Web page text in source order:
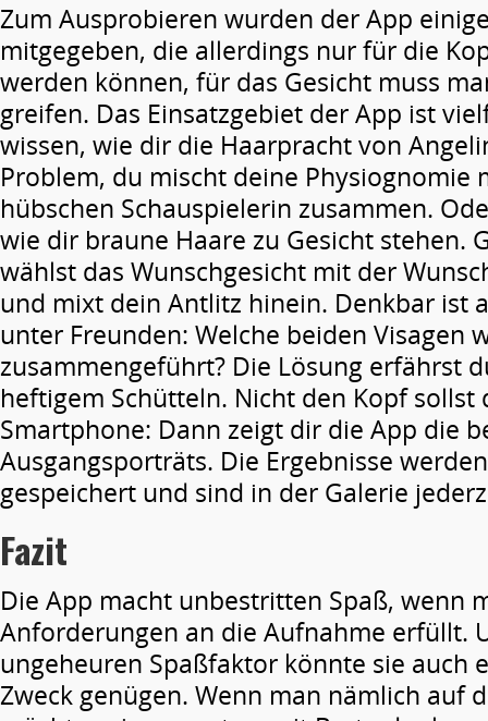
Zum Ausprobieren wurden der App
mitgegeben, die allerdings nur für die
werden können, für das Gesicht muss
greifen. Das Einsatzgebiet der App ist
wissen, wie dir die Haarpracht von
Problem, du mischt deine Physiognomie
hübschen Schauspielerin zusammen.
wie dir braune Haare zu Gesicht stehen.
wählst das Wunschgesicht mit der
und mixt dein Antlitz hinein. Denkbar ist
unter Freunden: Welche beiden Visagen
zusammengeführt? Die Lösung erfährst
heftigem Schütteln. Nicht den Kopf sollst
Smartphone: Dann zeigt dir die App die
Ausgangsporträts. Die Ergebnisse
gespeichert und sind in der Galerie
Fazit
Die App macht unbestritten Spaß, wenn
Anforderungen an die Aufnahme erfüllt.
ungeheuren Spaßfaktor könnte sie auch
Zweck genügen. Wenn man nämlich auf